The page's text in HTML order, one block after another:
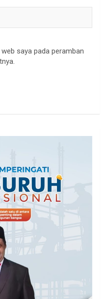
saya pada peramban